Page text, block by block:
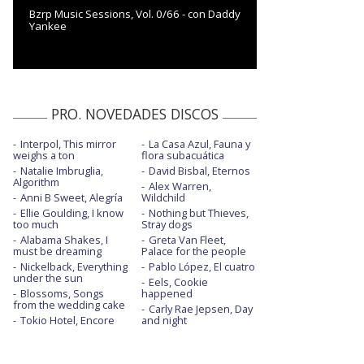
Bzrp Music Sessions, Vol. 0/66 - con Daddy
Yankee
PRO. NOVEDADES DISCOS
Interpol, This mirror
weighs a ton
Natalie Imbruglia,
Algorithm
Anni B Sweet, Alegría
Ellie Goulding, I know
too much
Alabama Shakes, I
must be dreaming
Nickelback, Everything
under the sun
Blossoms, Songs
from the wedding cake
Tokio Hotel, Encore
La Casa Azul, Fauna y
flora subacuática
David Bisbal, Eternos
Alex Warren,
Wildchild
Nothing but Thieves,
Stray dogs
Greta Van Fleet,
Palace for the people
Pablo López, El cuatro
Eels, Cookie
happened
Carly Rae Jepsen, Day
and night